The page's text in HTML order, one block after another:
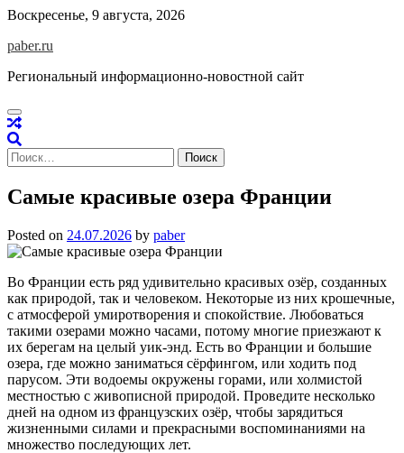
Skip
content
Воскресенье, 9 августа, 2026
paber.ru
Региональный информационно-новостной сайт
Найти:
Самые красивые озера Франции
Posted on 24.07.2026 by paber
Во Франции есть ряд удивительно красивых озёр, созданных
как природой, так и человеком. Некоторые из них крошечные,
с атмосферой умиротворения и спокойствие. Любоваться
такими озерами можно часами, потому многие приезжают к
их берегам на целый уик-энд. Есть во Франции и большие
озера, где можно заниматься сёрфингом, или ходить под
парусом. Эти водоемы окружены горами, или холмистой
местностью с живописной природой. Проведите несколько
дней на одном из французских озёр, чтобы зарядиться
жизненными силами и прекрасными воспоминаниями на
множество последующих лет.